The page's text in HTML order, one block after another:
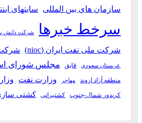
سازمان های بین المللی سایتهای
سرخط خبرها شرکت دانش
شرکت ملی نفت ایران (nioc) شرکت
عربستان سعودی قایق مجلس شورای
منطقه آزاد اروند مهاجر وزارت نفت
کریدور شمال-جنوب کشتیرانی کشتی